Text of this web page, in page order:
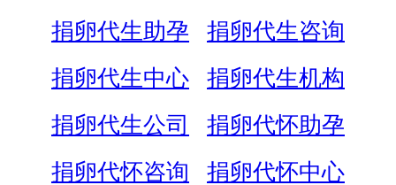
捐卵代生助孕
捐卵代生咨询
捐卵代生中心
捐卵代生机构
捐卵代生公司
捐卵代怀助孕
捐卵代怀咨询
捐卵代怀中心